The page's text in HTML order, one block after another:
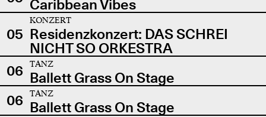
Caribbean Vibes
05
KONZERT
Residenzkonzert: DAS SCHREI
NICHT SO ORKESTRA
06
TANZ
Ballett Grass On Stage
06
TANZ
Ballett Grass On Stage